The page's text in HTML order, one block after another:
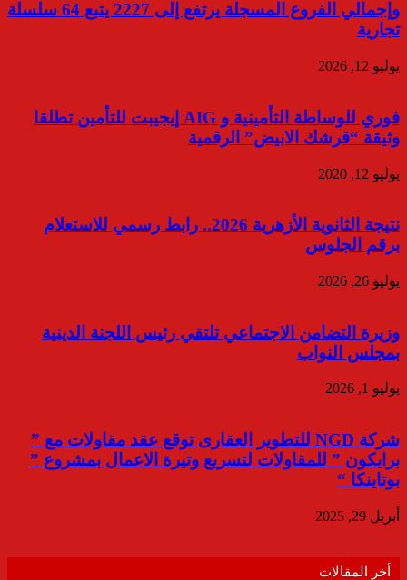
وإجمالي الفروع المسجلة يرتفع إلى 2227 يتبع 64 سلسلة
تجارية
يوليو 12, 2026
فوري للوساطة التأمينية و AIG إيجيبت للتأمين تطلقا
وثيقة “قرشك الابيض” الرقمية
يوليو 12, 2020
نتيجة الثانوية الأزهرية 2026.. رابط رسمي للاستعلام
برقم الجلوس
يوليو 26, 2026
وزيرة التضامن الاجتماعي تلتقي رئيس اللجنة الدينية
بمجلس النواب
يوليو 1, 2026
شركة NGD للتطوير العقارى توقع عقد مقاولات مع ”
برايكون ” للمقاولات لتسريع وتيرة الاعمال بمشروع ”
بوتاينكا “
أبريل 29, 2025
أخر المقالات